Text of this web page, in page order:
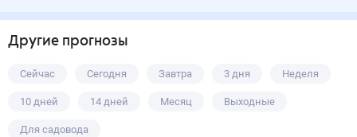
Другие прогнозы
Сейчас Сегодня Завтра 3 дня Неделя
10 дней 14 дней Месяц Выходные
Для садовода